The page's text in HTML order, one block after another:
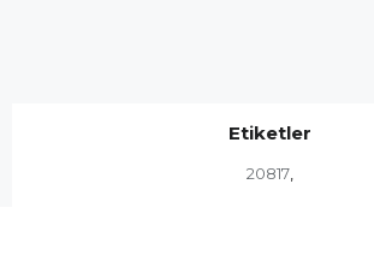
Etiketler
20817,